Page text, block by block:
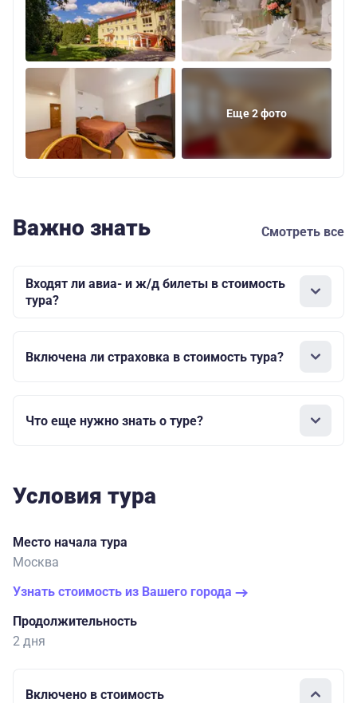
Еще 2 фото
Важно знать Смотреть все
Входят ли авиа- и ж/д билеты в стоимость
тура?
Включена ли страховка в стоимость тура?
Что еще нужно знать о туре?
Условия тура
Место начала тура
Москва
Узнать стоимость из Вашего города
Продолжительность
2 дня
Включено в стоимость